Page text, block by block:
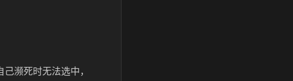
濒死时无法选中，